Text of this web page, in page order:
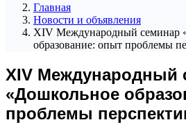
Главная
Новости и объявления
XIV Международный семинар
образование: опыт проблемы
XIV Международный
«Дошкольное
проблемы